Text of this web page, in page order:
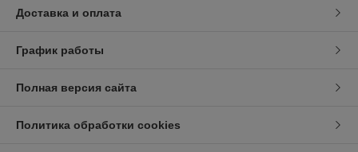
Доставка и оплата
График работы
Полная версия сайта
Политика обработки cookies